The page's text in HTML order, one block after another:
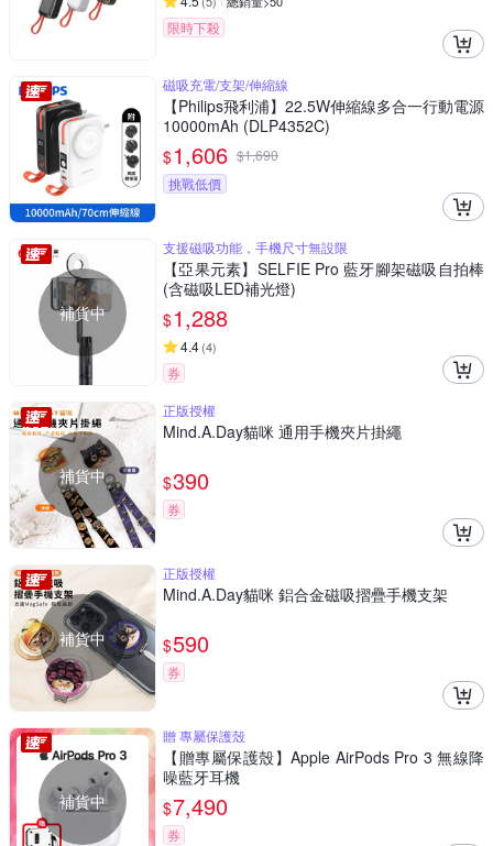
限時下殺
磁吸充電/支架/伸縮線
【Philips飛利浦】22.5W伸縮線多合一行動電源
10000mAh (DLP4352C)
$1,606 $1,690
挑戰低價
補貨中
支援磁吸功能，手機尺寸無設限
【亞果元素】SELFIE Pro 藍牙腳架磁吸自拍棒
(含磁吸LED補光燈)
$1,288
4.4(4)
券
補貨中
正版授權
Mind.A.Day貓咪 通用手機夾片掛繩
$390
券
補貨中
正版授權
Mind.A.Day貓咪 鋁合金磁吸摺疊手機支架
$590
券
補貨中
贈 專屬保護殼
【贈專屬保護殼】Apple AirPods Pro 3 無線降
噪藍牙耳機
$7,490
券